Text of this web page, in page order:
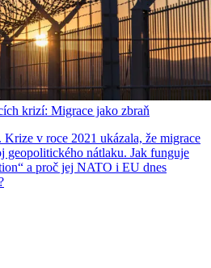
krizí: Migrace jako zbraň
v roce 2021 ukázala, že migrace
geopolitického nátlaku. Jak funguje
a proč jej NATO i EU dnes